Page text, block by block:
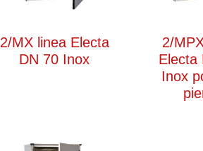
2/MX linea Electa
DN 70 Inox
2/
Electa
Inox